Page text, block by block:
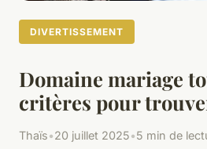
DIVERTISSEMENT
Domaine mariage
critères pour
Thaïs•20 juillet 2025•5 min de